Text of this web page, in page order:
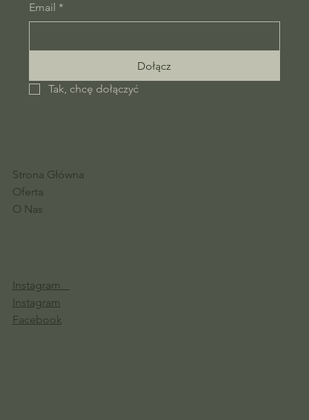
Instagram
Instagram
Facebook
Strona Główna
Oferta
O Nas
Email *
Dołącz
Tak, chcę dołączyć